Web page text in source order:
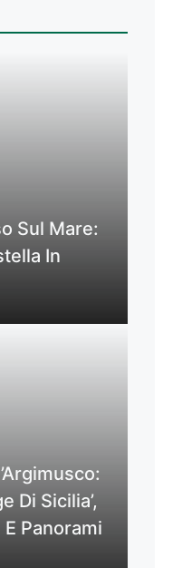
Sul Mare:
In
Di Sicilia’,
Panorami